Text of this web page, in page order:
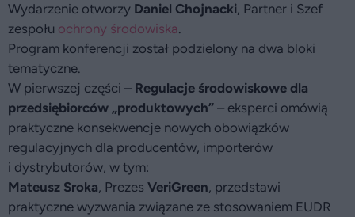
Wydarzenie otworzy Daniel Chojnacki, Partner i Szef
zespołu ochrony środowiska.
Program konferencji został podzielony na dwa bloki
tematyczne.
W pierwszej części – Regulacje środowiskowe dla
przedsiębiorców „produktowych” – eksperci omówią
praktyczne konsekwencje nowych obowiązków
regulacyjnych dla producentów, importerów
i dystrybutorów, w tym:
Mateusz Sroka, Prezes VeriGreen, przedstawi
praktyczne wyzwania związane ze stosowaniem EUDR